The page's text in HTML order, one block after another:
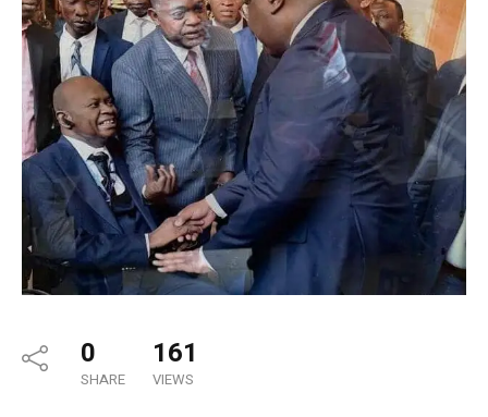
0
SHARE
161
VIEWS